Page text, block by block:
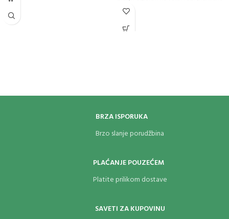
svuda
Može se ponovo puniti tokom celog
veka upotrebe.
(prodaje se zasebno)
BRZA ISPORUKA
Brzo slanje porudžbina
PLAĆANJE POUZEĆEM
Platite prilikom dostave
SAVETI ZA KUPOVINU